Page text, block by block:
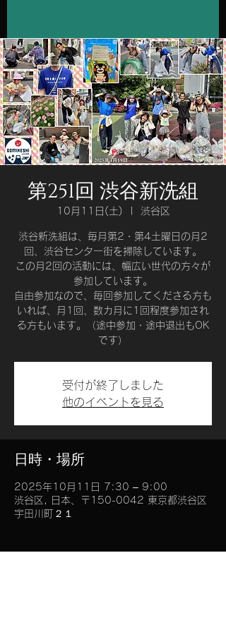
第251回 渋谷新洗組
10月11日(土) 渋谷区
渋谷新洗組は、毎月第2・第4土曜日の月2
回、渋谷センター街を掃除しています。
この月2回の活動には、幅広い世代の方々が
参加しています。
自由参加なので、毎回参加してくださる方も
いれば、月1回、数カ月に1回程度参加され
る方もいます。（途中参加・途中退出もOK
です）
受付が終了しました
他のイベントを見る
日時・場所
2025年10月11日 7:30 – 9:00
渋谷区, 日本、〒150-0042 東京都渋谷区
宇田川町２１